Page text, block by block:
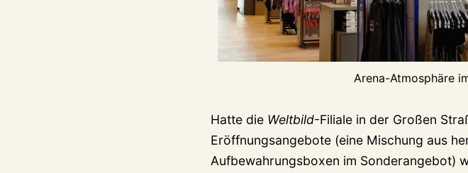
Arena-Atmosphäre
Hatte die Weltbild-Filiale in der Großen
Eröffnungsangebote (eine Mischung aus
Aufbewahrungsboxen im Sonderangebot)